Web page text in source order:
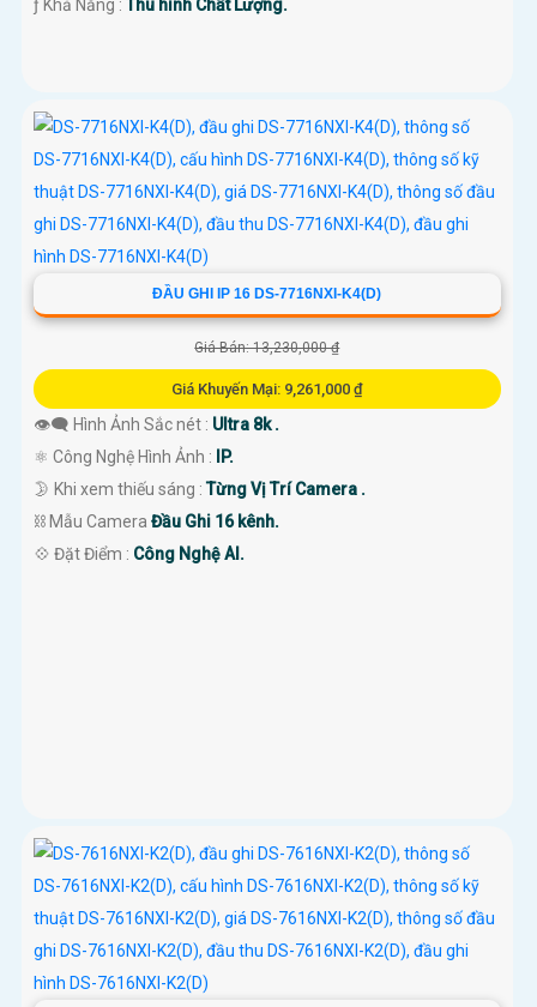
️ƒ Khả Năng :Thu hình Chất Lượng.
ĐẦU GHI IP 16 DS-7716NXI-K4(D)
Giá Bán: 13,230,000 ₫
Giá Khuyến Mại: 9,261,000 ₫
👁️‍🗨 Hình Ảnh Sắc nét : Ultra 8k .
⚛️ Công Nghệ Hình Ảnh :
IP.
🌛 Khi xem thiếu sáng :Từng Vị Trí Camera .
⛓ Mẫu Camera Đầu Ghi 16 kênh.
️💠 Đặt Điểm : Công Nghệ AI.